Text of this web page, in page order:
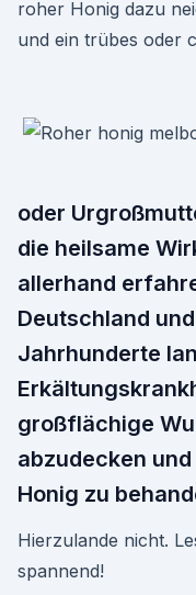
roher Honig dazu
und ein trübes oder
oder
die heilsame
allerhand
Deutschland
Jahrhunderte
großflächige
abzudecken
Honig zu
Hierzulande nicht.
spannend!